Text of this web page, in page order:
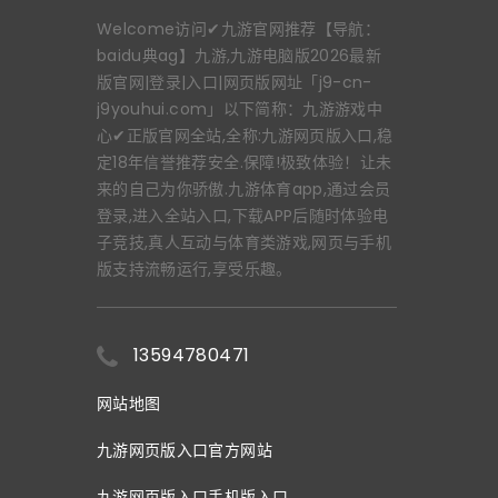
Welcome访问✔九游官网推荐【导航：
baidu典ag】九游,九游电脑版2026最新
版官网|登录|入口|网页版网址「j9-cn-
j9youhui.com」以下简称：九游游戏中
心✔正版官网全站,全称:九游网页版入口,稳
定18年信誉推荐安全.保障!极致体验！让未
来的自己为你骄傲.九游体育app,通过会员
登录,进入全站入口,下载APP后随时体验电
子竞技,真人互动与体育类游戏,网页与手机
版支持流畅运行,享受乐趣。
13594780471
网站地图
九游网页版入口官方网站